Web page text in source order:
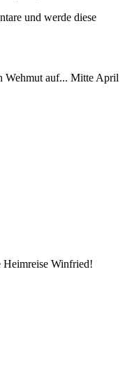
und werde diese
Wehmut auf... Mitte April
Heimreise Winfried!